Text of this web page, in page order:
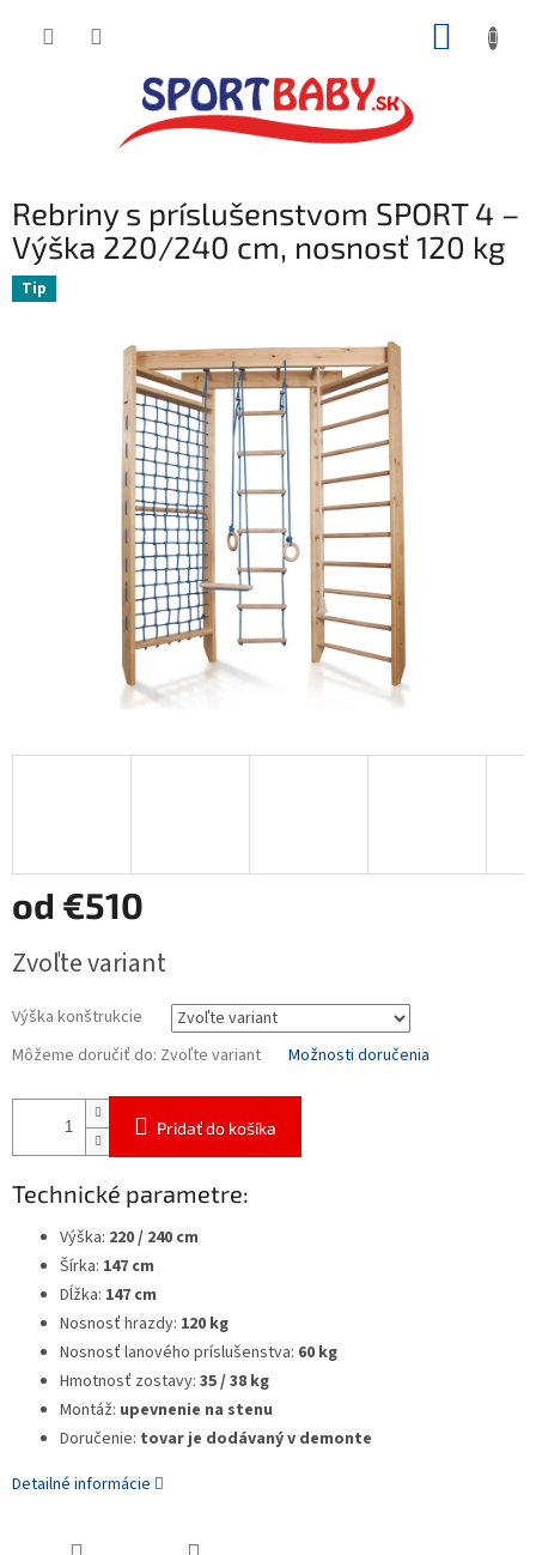
Rebriny s príslušenstvom SPORT 4 –
Výška 220/240 cm, nosnosť 120 kg
Tip
od €510
cena:
Zvoľte variant
Výška konštrukcie
Môžeme doručiť do: Zvoľte variant Možnosti doručenia
Pridať do košíka
Technické parametre:
Výška: 220 / 240 cm
Šírka: 147 cm
Dĺžka: 147 cm
Nosnosť hrazdy: 120 kg
Nosnosť lanového príslušenstva: 60 kg
Hmotnosť zostavy: 35 / 38 kg
Montáž: upevnenie na stenu
Doručenie: tovar je dodávaný v demonte
Detailné informácie